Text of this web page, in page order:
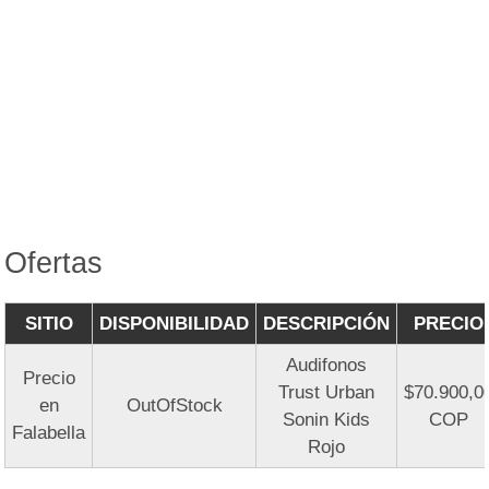
Ofertas
SITIO DISPONIBILIDAD DESCRIPCIÓN PRECIO
Precio
en
Falabella
OutOfStock
Audifonos
Trust Urban
Sonin Kids
Rojo
COP